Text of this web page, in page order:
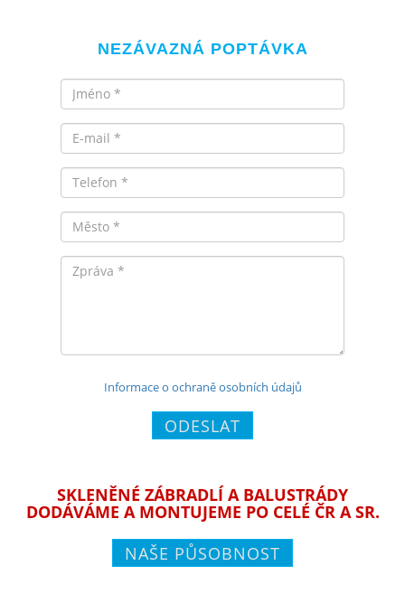
NEZÁVAZNÁ POPTÁVKA
Informace o ochraně osobních údajů
ODESLAT
SKLENĚNÉ ZÁBRADLÍ A BALUSTRÁDY
DODÁVÁME A MONTUJEME PO CELÉ ČR A SR.
NAŠE PŮSOBNOST